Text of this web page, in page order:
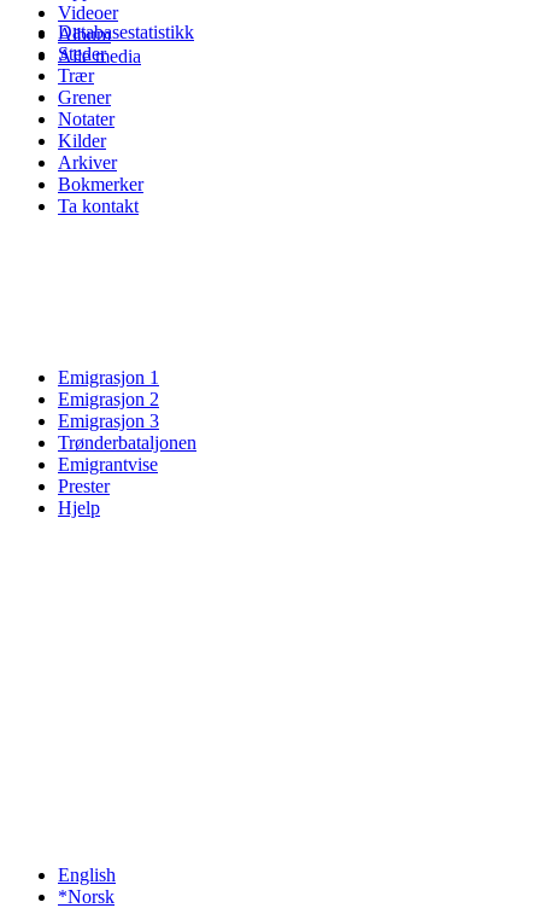
Videoer
Album
Alle media
Databasestatistikk
Steder
Trær
Grener
Notater
Kilder
Arkiver
Bokmerker
Ta kontakt
Emigrasjon 1
Emigrasjon 2
Emigrasjon 3
Trønderbataljonen
Emigrantvise
Prester
Hjelp
English
*Norsk